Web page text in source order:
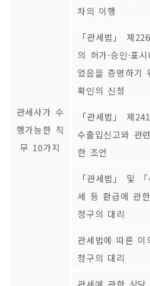
관세사가 수
행가능한 직
무 10가지
차의 이행
「관세법」 제
의 허가·승인·표
었음을 증명하기
확인의 신청
「관세법」 제
수출입신고와 관
한 조언
「관세법」 및
세 등 환급에 관
청구의 대리
관세법에 따른 이
청구의 대리